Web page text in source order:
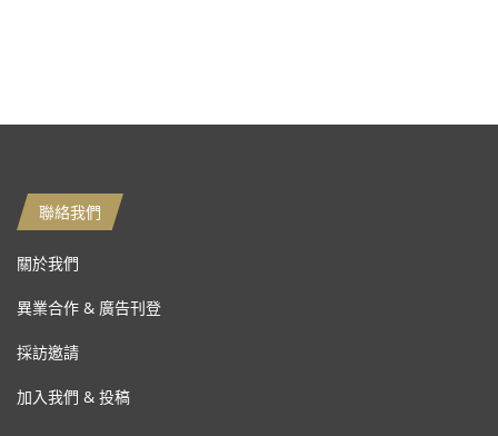
聯絡我們
關於我們
異業合作 & 廣告刊登
採訪邀請
加入我們 & 投稿